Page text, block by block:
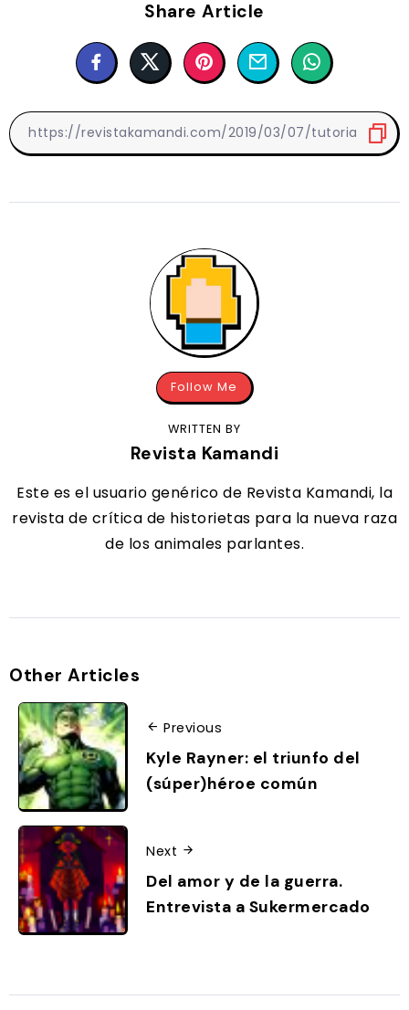
Share Article
Follow Me
WRITTEN BY
Revista Kamandi
Este es el usuario genérico de Revista Kamandi, la
revista de crítica de historietas para la nueva raza
de los animales parlantes.
Other Articles
Previous
Kyle Rayner: el triunfo del
(súper)héroe común
Next
Del amor y de la guerra.
Entrevista a Sukermercado